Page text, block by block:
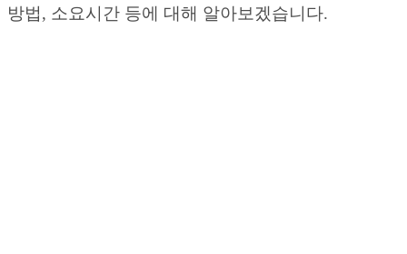
방법, 소요시간 등에 대해 알아보겠습니다.